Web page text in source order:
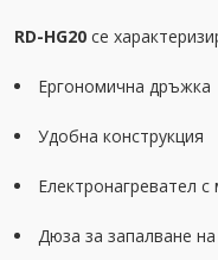
RD-HG20 се
Ергономична дръжка
Удобна конструкция
Електронагревател
Дюза за запалване